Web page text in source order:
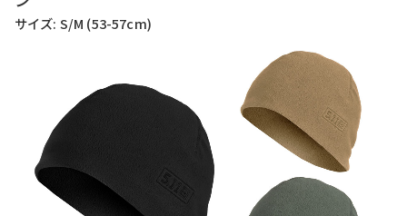
サイズ: S/M (53-57cm)